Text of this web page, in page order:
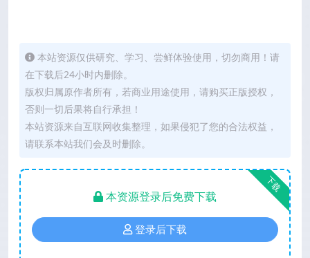
本站资源仅供研究、学习、尝鲜体验使用，切勿商用！请
在下载后24小时内删除。
版权归属原作者所有，若商业用途使用，请购买正版授权，
否则一切后果将自行承担！
本站资源来自互联网收集整理，如果侵犯了您的合法权益，
请联系本站我们会及时删除。
下载
本资源登录后免费下载
登录后下载